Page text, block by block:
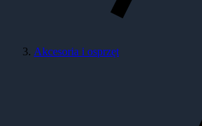
Akcesoria i osprzęt